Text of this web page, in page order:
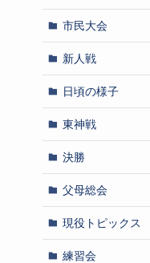
市民大会
新人戦
日頃の様子
東神戦
決勝
父母総会
現役トピックス
練習会